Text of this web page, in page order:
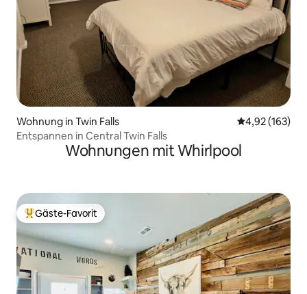
Wohnung in Twin Falls
4,92 (163)
Entspannen in Central Twin Falls
Wohnungen mit Whirlpool
Beliebter Gäste-Favorit.
Gäste-Favorit